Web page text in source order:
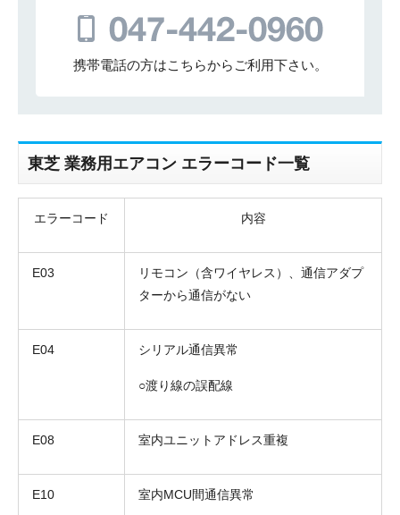
携帯電話の方はこちらからご利用下さい。
東芝 業務用エアコン エラーコード一覧
エラーコード 内容
E03
リモコン（含ワイヤレス）、通信アダプ
ターから通信がない
E04 シリアル通信異常
○渡り線の誤配線
E08 室内ユニットアドレス重複
E10 室内MCU間通信異常